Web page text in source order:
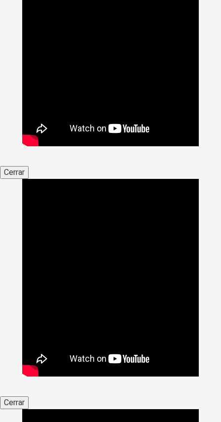
Cerrar
Cerrar